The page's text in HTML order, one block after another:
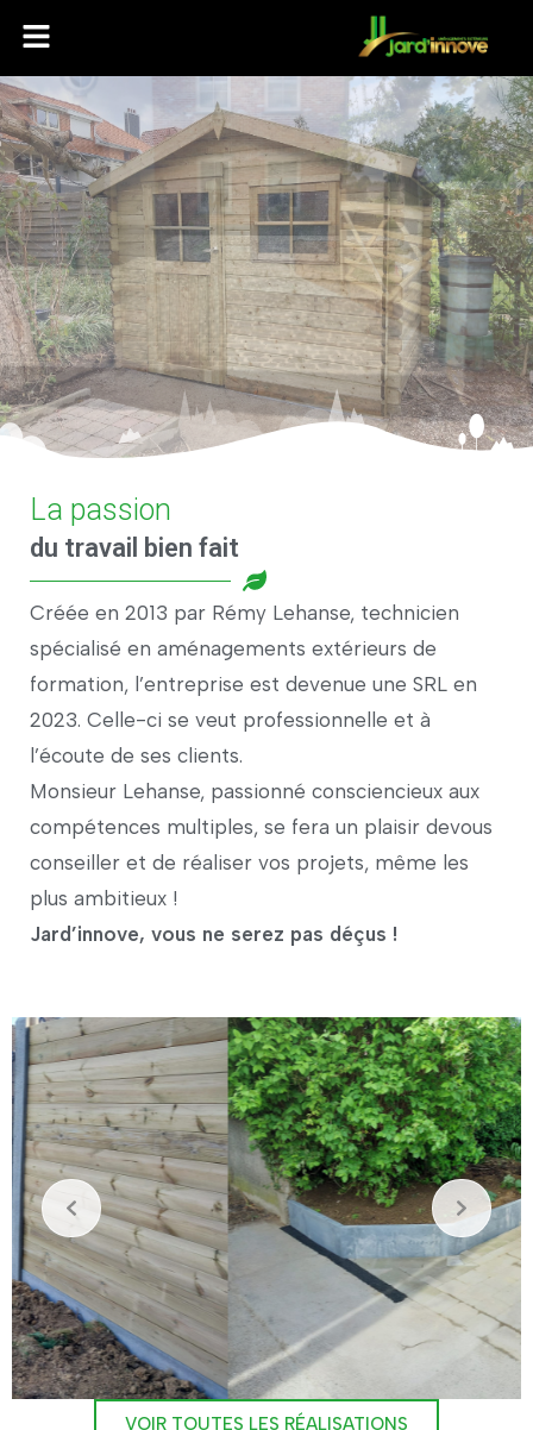
La passion
du travail bien fait
Créée en 2013 par Rémy Lehanse, technicien
spécialisé en aménagements extérieurs de
formation, l’entreprise est devenue une SRL en
2023. Celle-ci se veut professionnelle et à
l’écoute de ses clients.
Monsieur Lehanse, passionné consciencieux aux
compétences multiples, se fera un plaisir devous
conseiller et de réaliser vos projets, même les
plus ambitieux !
Jard’innove, vous ne serez pas déçus !
VOIR TOUTES LES RÉALISATIONS